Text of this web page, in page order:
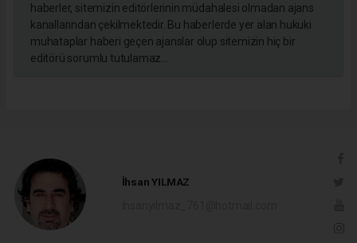
haberler, sitemizin editörlerinin müdahalesi olmadan ajans
kanallarından çekilmektedir. Bu haberlerde yer alan hukuki
muhataplar haberi geçen ajanslar olup sitemizin hiç bir
editörü sorumlu tutulamaz...
İhsan YILMAZ